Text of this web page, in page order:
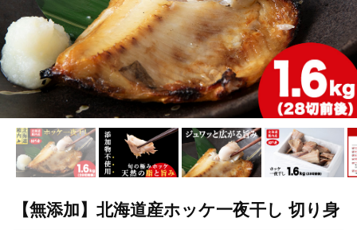
【無添加】北海道産ホッケ一夜干し 切り身